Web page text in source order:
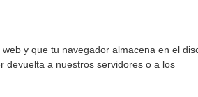
y que tu navegador almacena en el
devuelta a nuestros servidores o a los